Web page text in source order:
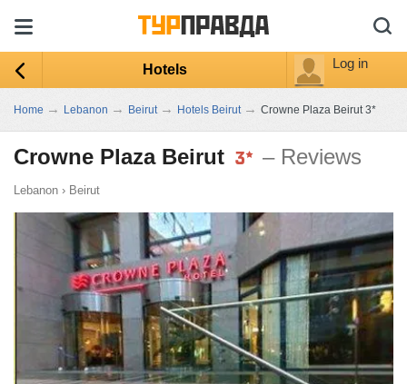
Hotels Log in
Home → Lebanon → Beirut → Hotels Beirut → Crowne Plaza Beirut 3*
Crowne Plaza Beirut – Reviews
Lebanon › Beirut